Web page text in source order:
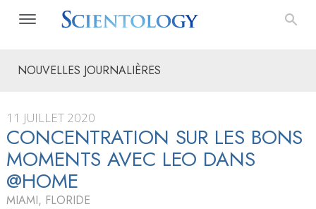
NOUVELLES JOURNALIÈRES
11 JUILLET 2020
CONCENTRATION SUR LES BONS
MOMENTS AVEC LEO DANS
@HOME
MIAMI, FLORIDE